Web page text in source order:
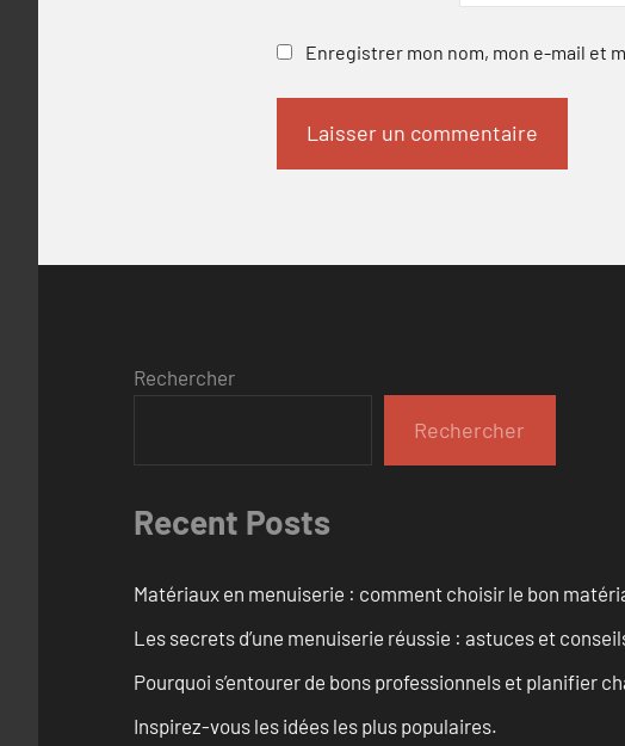
Enregistrer mon nom, mon e-mail et
Rechercher
Rechercher
Recent Posts
Matériaux en menuiserie : comment choisir le bon
Les secrets d’une menuiserie réussie : astuces et
Pourquoi s’entourer de bons professionnels et planifier
Inspirez-vous les idées les plus populaires.